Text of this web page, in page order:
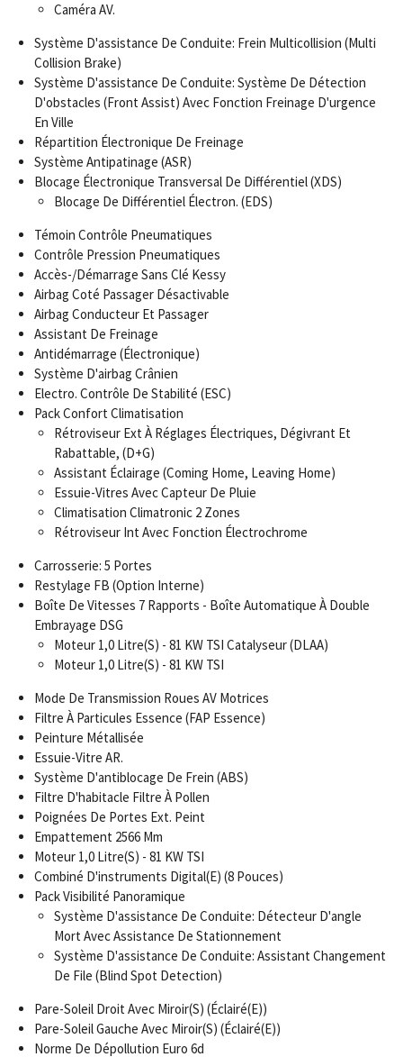
Caméra AV.
Système D'assistance De Conduite: Frein Multicollision (Multi
Collision Brake)
Système D'assistance De Conduite: Système De Détection
D'obstacles (Front Assist) Avec Fonction Freinage D'urgence
En Ville
Répartition Électronique De Freinage
Système Antipatinage (ASR)
Blocage Électronique Transversal De Différentiel (XDS)
Blocage De Différentiel Électron. (EDS)
Témoin Contrôle Pneumatiques
Contrôle Pression Pneumatiques
Accès-/Démarrage Sans Clé Kessy
Airbag Coté Passager Désactivable
Airbag Conducteur Et Passager
Assistant De Freinage
Antidémarrage (Électronique)
Système D'airbag Crânien
Electro. Contrôle De Stabilité (ESC)
Pack Confort Climatisation
Rétroviseur Ext À Réglages Électriques, Dégivrant Et
Rabattable, (D+G)
Assistant Éclairage (Coming Home, Leaving Home)
Essuie-Vitres Avec Capteur De Pluie
Climatisation Climatronic 2 Zones
Rétroviseur Int Avec Fonction Électrochrome
Carrosserie: 5 Portes
Restylage FB (Option Interne)
Boîte De Vitesses 7 Rapports - Boîte Automatique À Double
Embrayage DSG
Moteur 1,0 Litre(S) - 81 KW TSI Catalyseur (DLAA)
Moteur 1,0 Litre(S) - 81 KW TSI
Mode De Transmission Roues AV Motrices
Filtre À Particules Essence (FAP Essence)
Peinture Métallisée
Essuie-Vitre AR.
Système D'antiblocage De Frein (ABS)
Filtre D'habitacle Filtre À Pollen
Poignées De Portes Ext. Peint
Empattement 2566 Mm
Moteur 1,0 Litre(S) - 81 KW TSI
Combiné D'instruments Digital(E) (8 Pouces)
Pack Visibilité Panoramique
Système D'assistance De Conduite: Détecteur D'angle
Mort Avec Assistance De Stationnement
Système D'assistance De Conduite: Assistant Changement
De File (Blind Spot Detection)
Pare-Soleil Droit Avec Miroir(S) (Éclairé(E))
Pare-Soleil Gauche Avec Miroir(S) (Éclairé(E))
Norme De Dépollution Euro 6d